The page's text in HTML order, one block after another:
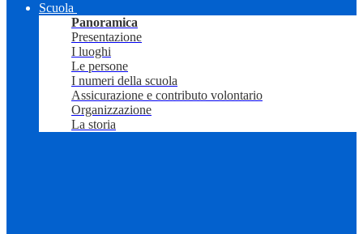
Scuola
Panoramica
Presentazione
I luoghi
Le persone
I numeri della scuola
Assicurazione e contributo volontario
Organizzazione
La storia